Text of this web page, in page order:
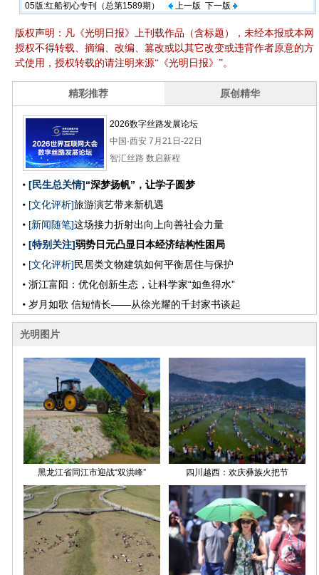
05版:红船初心专刊（总第1589期） 上一版 下一版
版权声明：凡《光明日报》上刊载作品（含标题），未经本报或本网
授权不得转载、摘编、改编、篡改或以其它改变或违背作者原意的方
式使用，授权转载的请注明来源“《光明日报》”。